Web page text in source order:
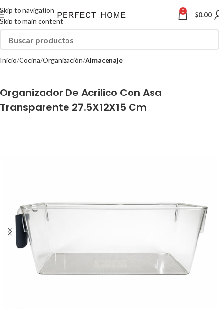
Skip to navigation
Skip to main content
0 $0.00
Inicio Cocina Organización Almacenaje
Organizador De Acrilico Con Asa
Transparente 27.5X12X15 Cm